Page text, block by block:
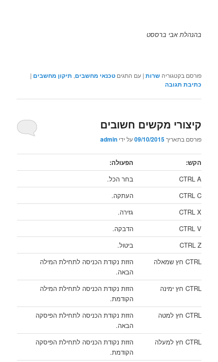
בהנהלת אבי ברססט
פורסם בקטגוריה שרות |עם התגים טכנאי מחשבים, תיקון מחשבים |
כתיבת תגובה
קיצורי מקשים חשובים
פורסם בתאריך09/10/2015על ידיadmin
הקש: הפעולה:
CTRL A
בחר הכל.
CTRL C
העתקה.
CTRL X
גזירה.
CTRL V
הדבקה.
CTRL Z
ביטול.
CTRL חץ שמאלה
הזזת נקודת הכניסה לתחילת המילה
הבאה.
CTRL חץ ימינה
הזזת נקודת הכניסה לתחילת המילה
הקודמת.
CTRL חץ למטה
הזזת נקודת הכניסה לתחילת הפיסקה
הבאה.
CTRL חץ למעלה
הזזת נקודת הכניסה לתחילת הפיסקה
הקודמת.